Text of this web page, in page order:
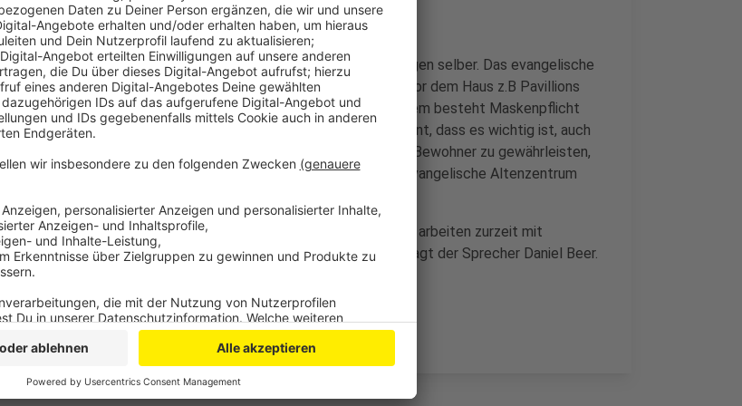
Die konkrete Umsetzung der Vorgaben bestimmen die Einrichtungen selber. Das evangelische
Altenpflegeheim Am Vogelsang in Wermelskirchen baut im Park vor dem Haus z.B Pavillions
auf, in denen die Bewohner ihren Besuch empfangen können. Zudem besteht Maskenpflicht
und es gelten die üblichen Regeln. Der Leiter Jürgen Becker betont, dass es wichtig ist, auch
die Abstandsregeln unbedingt einzuhalten. Um die Sicherheit der Bewohner zu gewährleisten,
werden die Pavillions nach jedem Besuch desinfiziert. Auch das evangelische Altenzentrum
Die evangelischen Altenpflegeeinrichtungen in Bergisch Gladbach arbeiten zurzeit mit
Hochdruck an der Bereitstellung der Räume und des Personals, sagt der Sprecher Daniel Beer.